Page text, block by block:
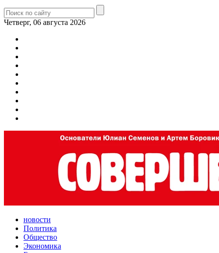
Четверг, 06 августа 2026
новости
Политика
Общество
Экономика